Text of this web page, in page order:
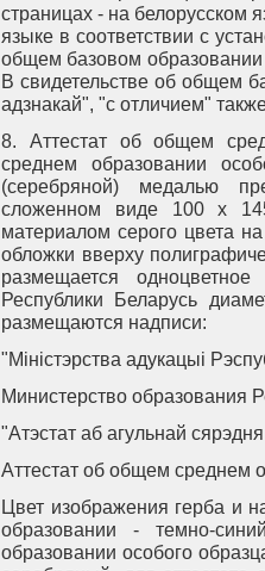
страницах - на белорусском
языке в соответствии с
общем базовом
В свидетельстве об общем
адзнакай", "с отличием"
8. Аттестат об общем
среднем образовании
(серебряной) медалью
сложенном виде 100 x
материалом серого цвета
обложки вверху
размещается одноцветное
Республики Беларусь
размещаются надписи:
"Мiнiстэрства адукацыi
Министерство образования
"Атэстат аб агульнай
Аттестат об общем среднем
Цвет изображения герба и
образовании - темно-
образовании особого